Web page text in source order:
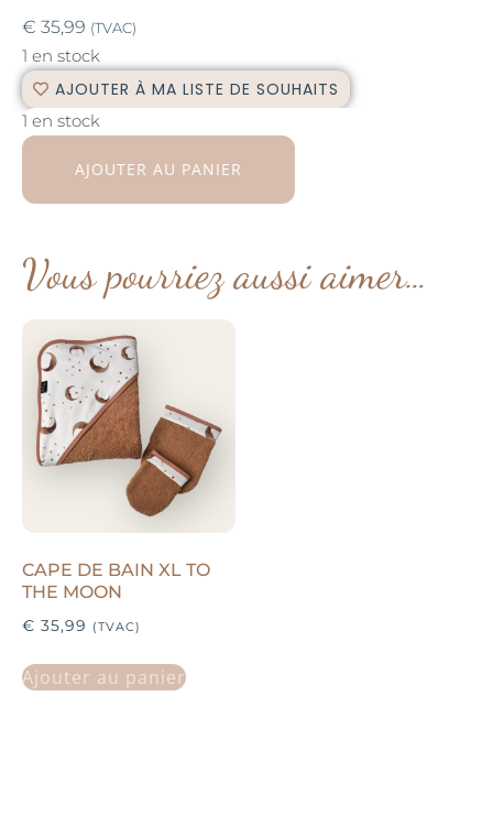
€ 35,99 (TVAC)
1 en stock
AJOUTER À MA LISTE DE SOUHAITS
1 en stock
AJOUTER AU PANIER
Vous pourriez aussi aimer…
CAPE DE BAIN XL TO
THE MOON
€ 35,99 (TVAC)
Ajouter au panier